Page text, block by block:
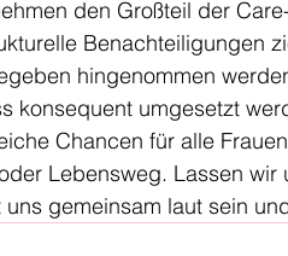
den Großteil der
Benachteiligungen
hingenommen
konsequent umgesetzt
Chancen für alle
Lebensweg. Lassen
gemeinsam laut sein